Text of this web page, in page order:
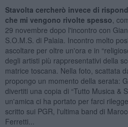
Stavolta cercherò invece di
che mi vengono rivolte spesso ,
29 novembre dopo l'incontro con
S.O.M.S. di Palaia. Incontro molto
ascoltare per oltre un'ora e in
degli artisti più rappresentativi della
matrice toscana. Nella foto, scattata
propongo un momento della serata:
divertiti una copia di “Tutto Musica &
un'amica ci ha portato per farci
scritto sui PGR, l'ultima band di
Ferretti...